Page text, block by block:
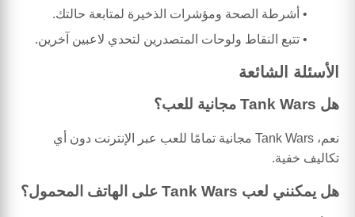
أشرطة الصحة ومؤشرات الذخيرة لمتابعة حالتك.
تتبع النقاط ولوحات المتصدرين لتحدي لاعبين آخرين.
الأسئلة الشائعة
هل Tank Wars مجانية للعب؟
نعم، Tank Wars مجانية تمامًا للعب عبر الإنترنت دون أي
تكاليف خفية.
هل يمكنني لعب Tank Wars على الهاتف المحمول؟